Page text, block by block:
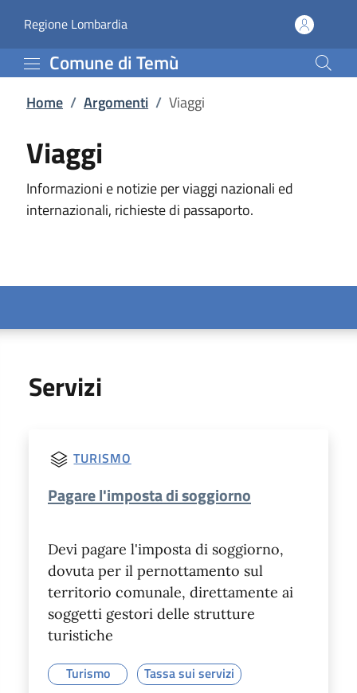
Viaggi | Comune di
Regione Lombardia(apre in un'altra scheda).
Comune di Temù
Home / Argomenti / Viaggi
Viaggi
Informazioni e notizie per viaggi nazionali ed
internazionali, richieste di passaporto.
Servizi
TURISMO
Pagare l'imposta di soggiorno
Devi pagare l'imposta di soggiorno,
dovuta per il pernottamento sul
territorio comunale, direttamente ai
soggetti gestori delle strutture
turistiche
Turismo
Tassa sui servizi